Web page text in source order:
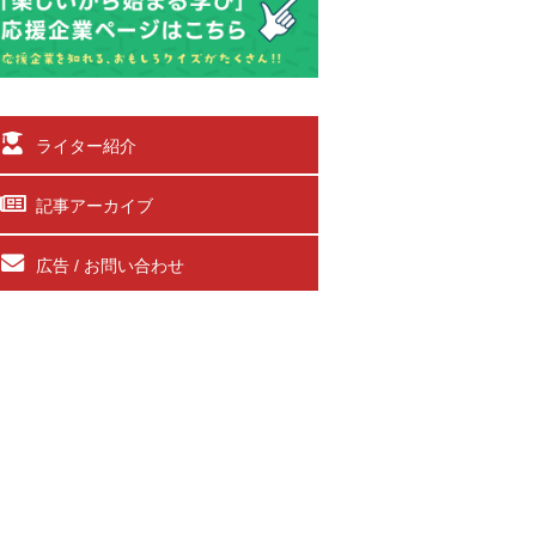
ライター紹介
記事アーカイブ
広告 / お問い合わせ